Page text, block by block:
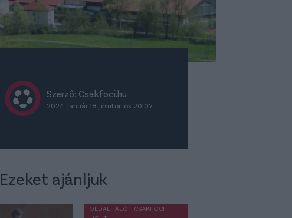
Szerző: Csakfoci.hu
2024. január 18., csütörtök 20:07
Ezeket ajánljuk
OLDALHÁLÓ - CSAKFOCI